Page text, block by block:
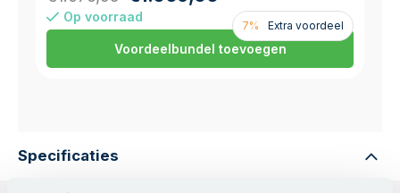
Op voorraad
7% Extra voordeel
Voordeelbundel toevoegen
Specificaties